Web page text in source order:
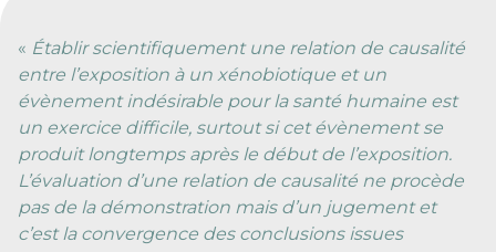
« Établir scientifiquement une relation de causalité
entre l’exposition à un xénobiotique et un
évènement indésirable pour la santé humaine est
un exercice difficile, surtout si cet évènement se
produit longtemps après le début de l’exposition.
L’évaluation d’une relation de causalité ne procède
pas de la démonstration mais d’un jugement et
c’est la convergence des conclusions issues